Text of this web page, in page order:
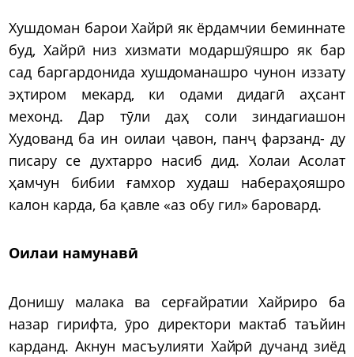
Хушдоман барои Хайрӣ як ёрдамчии беминнате
буд, Хайрӣ низ хизмати модаршӯяшро як бар
сад баргардонида хушдоманашро чунон иззату
эҳтиром мекард, ки одами дидагӣ аҳсант
мехонд. Дар тӯли даҳ соли зиндагиашон
Худованд ба ин оилаи ҷавон, панҷ фарзанд- ду
писару се духтарро насиб дид. Холаи Асолат
ҳамчун бибии ғамхор худаш набераҳояшро
калон карда, ба қавле «аз обу гил» баровард.
Оилаи намунавӣ
Донишу малака ва серғайратии Хайриро ба
назар гирифта, ӯро директори мактаб таъйин
карданд. Акнун масъулияти Хайрӣ дучанд зиёд